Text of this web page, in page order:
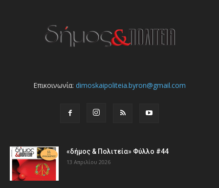
Επικοινωνία: dimoskaipoliteia.byron@gmail.com
«δήμος & Πολιτεία» Φύλλο #44
13 Απριλίου 2026